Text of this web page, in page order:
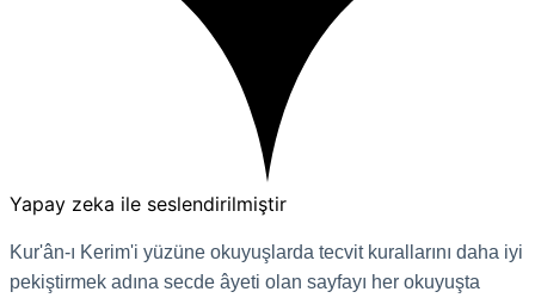
Yapay zeka ile seslendirilmiştir
Kur'ân-ı Kerim'i yüzüne okuyuşlarda tecvit kurallarını daha iyi
pekiştirmek adına secde âyeti olan sayfayı her okuyuşta